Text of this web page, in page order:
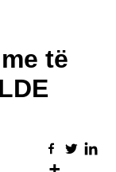
të